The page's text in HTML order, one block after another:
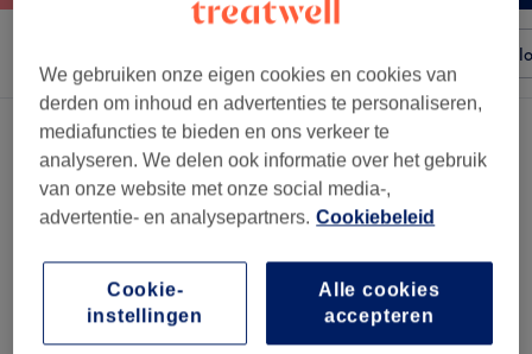
2 salons met:vrouwen harsen - gezicht in Province de Namur
We gebruiken onze eigen cookies en cookies van
derden om inhoud en advertenties te personaliseren,
mediafuncties te bieden en ons verkeer te
analyseren. We delen ook informatie over het gebruik
van onze website met onze social media-,
advertentie- en analysepartners. Cookiebeleid
Alle cookies
accepteren
Cookie-
instellingen